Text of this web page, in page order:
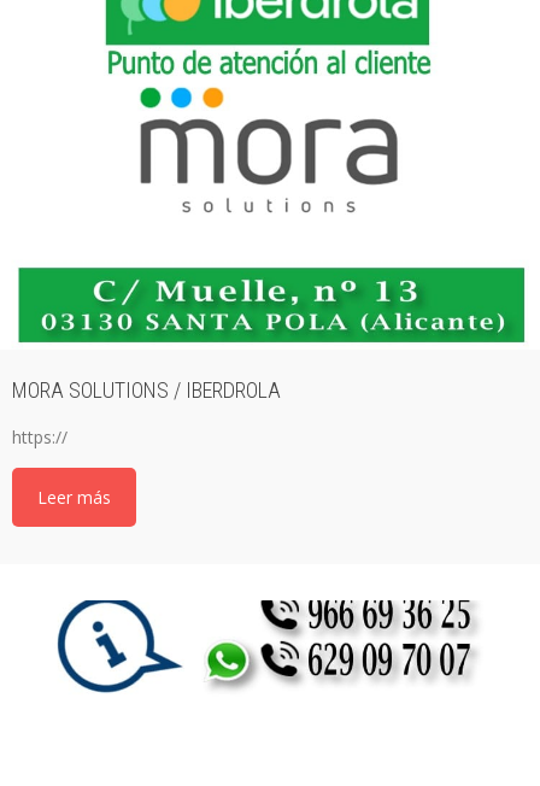
MORA SOLUTIONS / IBERDROLA
https://
Leer más